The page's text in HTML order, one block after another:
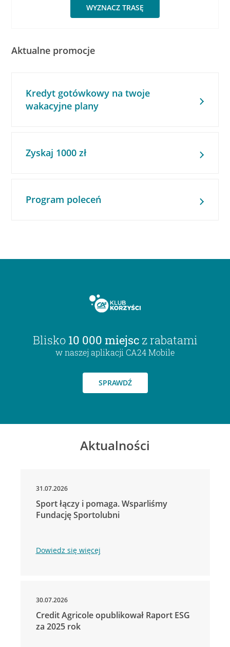
WYZNACZ TRASĘ
Aktualne promocje
Kredyt gotówkowy na twoje
wakacyjne plany
Zyskaj 1000 zł
Program poleceń
Blisko 10 000 miejsc z rabatami
w naszej aplikacji CA24 Mobile
SPRAWDŹ
Aktualności
31.07.2026
Sport łączy i pomaga. Wsparliśmy
Fundację Sportolubni
Dowiedz się więcej
30.07.2026
Credit Agricole opublikował Raport ESG
za 2025 rok